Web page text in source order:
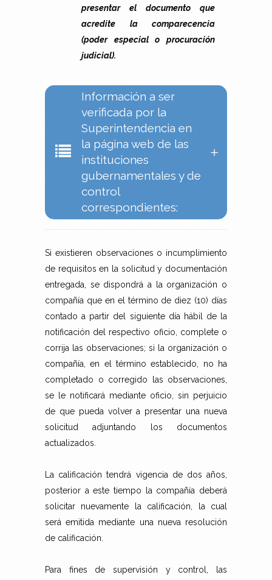
presentar el documento que
acredite la comparecencia
(poder especial o procuración
judicial).
Información a ser
verificada por la
Superintendencia en
la página web de las
instituciones
gubernamentales y de
control
correspondientes:
Si existieren observaciones o incumplimiento
de requisitos en la solicitud y documentación
entregada, se dispondrá a la organización o
compañía que en el término de diez (10) días
contado a partir del siguiente día hábil de la
notificación del respectivo oficio, complete o
corrija las observaciones; si la organización o
compañía, en el término establecido, no ha
completado o corregido las observaciones,
se le notificará mediante oficio, sin perjuicio
de que pueda volver a presentar una nueva
solicitud adjuntando los documentos
actualizados.
La calificación tendrá vigencia de dos años,
posterior a este tiempo la compañía deberá
solicitar nuevamente la calificación, la cual
será emitida mediante una nueva resolución
de calificación.
Para fines de supervisión y control, las